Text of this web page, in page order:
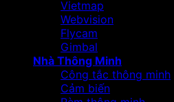
Vietmap
Webvision
Flycam
Gimbal
Nhà Thông Minh
Công tắc thông minh
Cảm biến